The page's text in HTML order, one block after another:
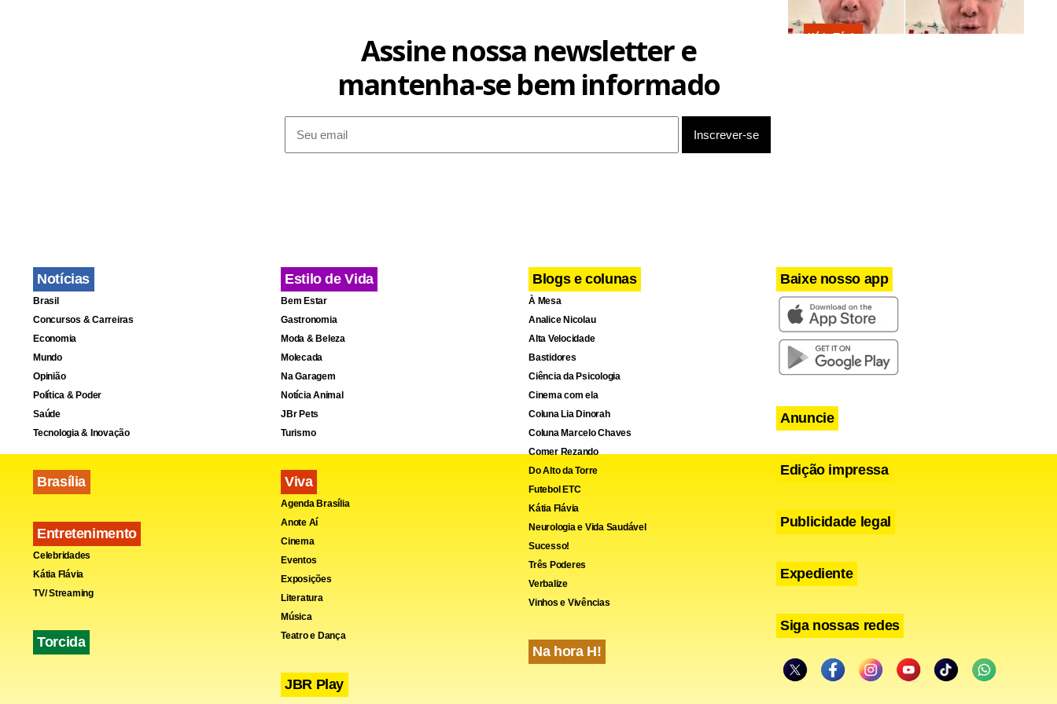
Kátia Flávia
Assine nossa newsletter e
mantenha-se bem informado
Notícias
Brasil
Concursos & Carreiras
Economia
Mundo
Opinião
Política & Poder
Saúde
Tecnologia & Inovação
Brasília
Entretenimento
Celebridades
Kátia Flávia
TV/ Streaming
Torcida
Estilo de Vida
Bem Estar
Gastronomia
Moda & Beleza
Molecada
Na Garagem
Notícia Animal
JBr Pets
Turismo
Viva
Agenda Brasília
Anote Aí
Cinema
Eventos
Exposições
Literatura
Música
Teatro e Dança
JBR Play
Blogs e colunas
À Mesa
Analice Nicolau
Alta Velocidade
Bastidores
Ciência da Psicologia
Cinema com ela
Coluna Lia Dinorah
Coluna Marcelo Chaves
Comer Rezando
Do Alto da Torre
Futebol ETC
Kátia Flávia
Neurologia e Vida Saudável
Sucesso!
Três Poderes
Verbalize
Vinhos e Vivências
Na hora H!
Baixe nosso app
Anuncie
Edição impressa
Publicidade legal
Expediente
Siga nossas redes